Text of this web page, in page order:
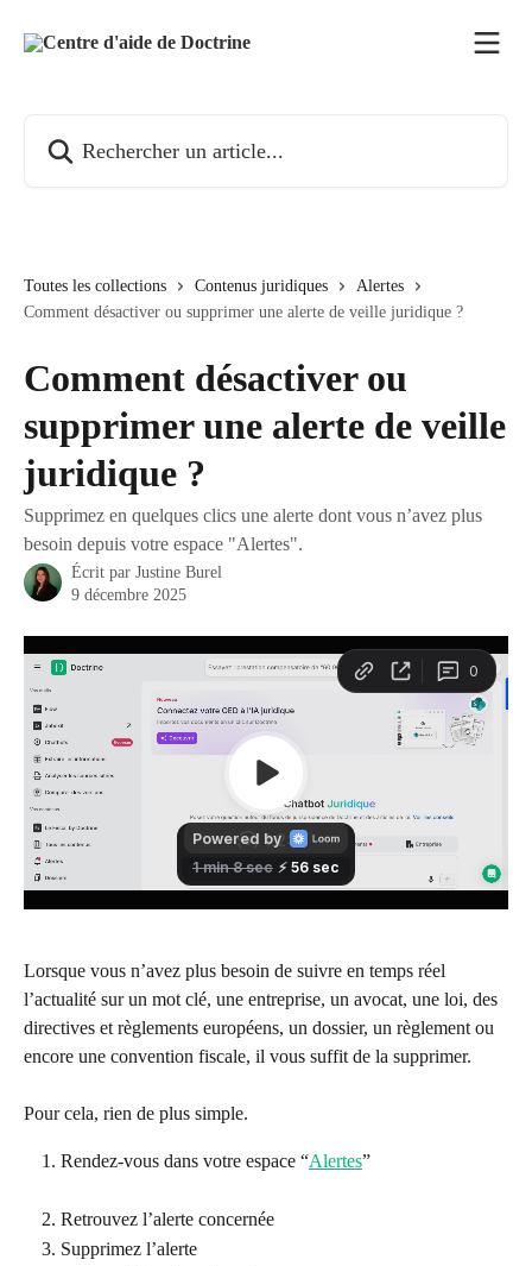
Toutes les collections Contenus juridiques
Alertes
Comment désactiver ou supprimer une alerte de veille juridique ?
Comment désactiver ou
supprimer une alerte de veille
juridique ?
Supprimez en quelques clics une alerte dont vous n’avez plus
besoin depuis votre espace "Alertes".
Écrit par Justine Burel
9 décembre 2025
Lorsque vous n’avez plus besoin de suivre en temps réel
l’actualité sur un mot clé, une entreprise, un avocat, une loi, des
directives et règlements européens, un dossier, un règlement ou
encore une convention fiscale, il vous suffit de la supprimer.
Pour cela, rien de plus simple.
Rendez-vous dans votre espace “Alertes”
Retrouvez l’alerte concernée
Supprimez l’alerte